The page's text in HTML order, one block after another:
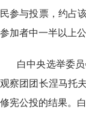
民参与投票，约占
参加者中一半以上
白中央选举委
观察团团长涅马托
修宪公投的结果。